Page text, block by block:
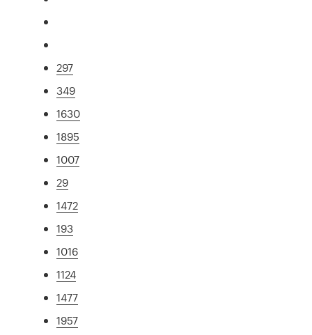
297
349
1630
1895
1007
29
1472
193
1016
1124
1477
1957